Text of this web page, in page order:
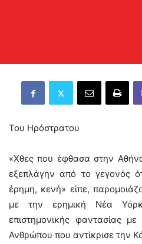
Του Ηρόστρατου
«Χθες που έφθασα στην
εξεπλάγην από το γεγονός
έρημη, κενή» είπε,
με την ερημική Νέα
επιστημονικής φαντασίας
Ανθρώπου που αντίκρισε την